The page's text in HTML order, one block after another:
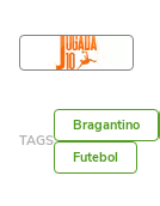
TAGS
Bragantino
Futebol